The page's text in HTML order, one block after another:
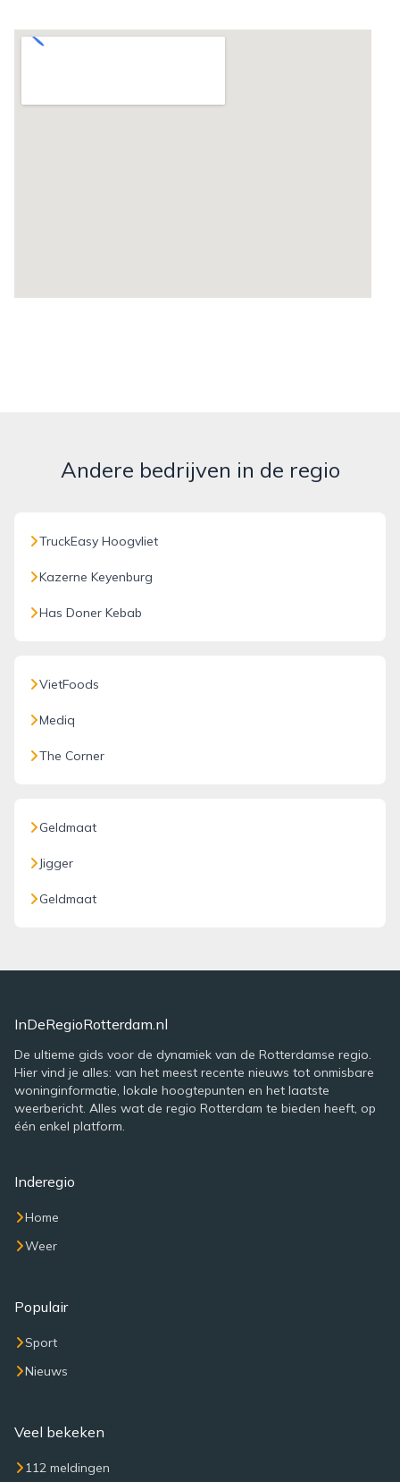
Andere bedrijven in de regio
TruckEasy Hoogvliet
Kazerne Keyenburg
Has Doner Kebab
VietFoods
Mediq
The Corner
Geldmaat
Jigger
Geldmaat
InDeRegioRotterdam.nl
De ultieme gids voor de dynamiek van de Rotterdamse regio.
Hier vind je alles: van het meest recente nieuws tot onmisbare
woninginformatie, lokale hoogtepunten en het laatste
weerbericht. Alles wat de regio Rotterdam te bieden heeft, op
één enkel platform.
Inderegio
Home
Weer
Populair
Sport
Nieuws
Veel bekeken
112 meldingen